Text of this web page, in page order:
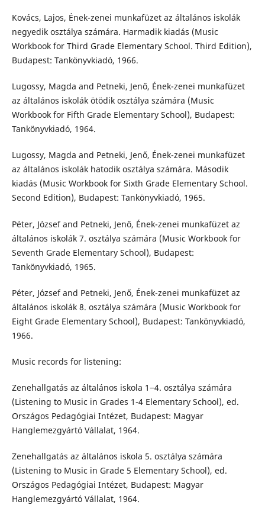
Kovács, Lajos, Ének-zenei munkafüzet az általános iskolák
negyedik osztálya számára. Harmadik kiadás (Music
Workbook for Third Grade Elementary School. Third Edition),
Budapest: Tankönyvkiadó, 1966.
Lugossy, Magda and Petneki, Jenő, Ének-zenei munkafüzet
az általános iskolák ötödik osztálya számára (Music
Workbook for Fifth Grade Elementary School), Budapest:
Tankönyvkiadó, 1964.
Lugossy, Magda and Petneki, Jenő, Ének-zenei munkafüzet
az általános iskolák hatodik osztálya számára. Második
kiadás (Music Workbook for Sixth Grade Elementary School.
Second Edition), Budapest: Tankönyvkiadó, 1965.
Péter, József and Petneki, Jenő, Ének-zenei munkafüzet az
általános iskolák 7. osztálya számára (Music Workbook for
Seventh Grade Elementary School), Budapest:
Tankönyvkiadó, 1965.
Péter, József and Petneki, Jenő, Ének-zenei munkafüzet az
általános iskolák 8. osztálya számára (Music Workbook for
Eight Grade Elementary School), Budapest: Tankönyvkiadó,
1966.
Music records for listening:
Zenehallgatás az általános iskola 1−4. osztálya számára
(Listening to Music in Grades 1-4 Elementary School), ed.
Országos Pedagógiai Intézet, Budapest: Magyar
Hanglemezgyártó Vállalat, 1964.
Zenehallgatás az általános iskola 5. osztálya számára
(Listening to Music in Grade 5 Elementary School), ed.
Országos Pedagógiai Intézet, Budapest: Magyar
Hanglemezgyártó Vállalat, 1964.